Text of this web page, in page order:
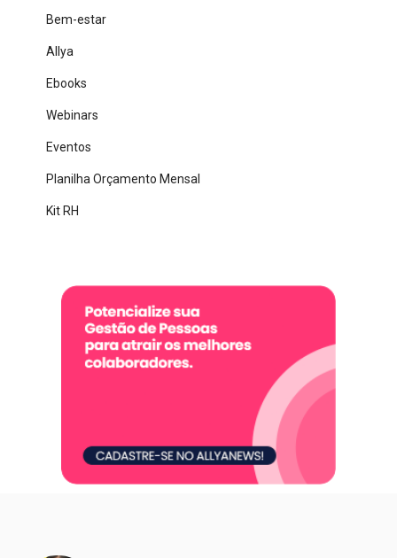
Bem-estar
Allya
Ebooks
Webinars
Eventos
Planilha Orçamento Mensal
Kit RH